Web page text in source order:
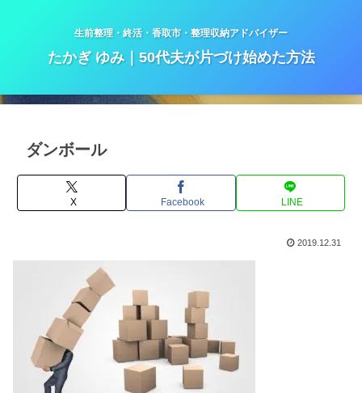
生前整理・終活・香取市・整理収納アドバイザー
たかぎ ゆみ｜50代夫が片づけ始めた方法
ダンボール
X Facebook LINE
2019.12.31